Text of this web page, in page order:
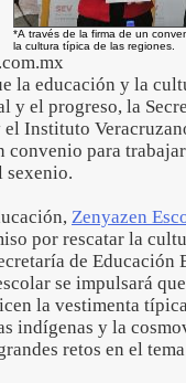
*A través de la firma de un
la cultura típica de las regiones.
la educación y la
y el progreso, la
Instituto
para
sexenio.
Zenyazen
por rescatar la
de Educación
se impulsará
la vestimenta
indígenas y la
retos en el